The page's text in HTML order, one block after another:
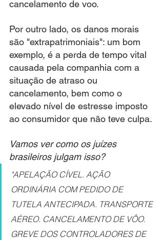
cancelamento de voo.
Por outro lado, os danos morais
são "extrapatrimoniais": um bom
exemplo, é a perda de tempo vital
causada pela companhia com a
situação de atraso ou
cancelamento, bem como o
elevado nível de estresse imposto
ao consumidor que não teve culpa.
Vamos ver como os juízes
brasileiros julgam isso?
"APELAÇÃO CÍVEL. AÇÃO
ORDINÁRIA COM PEDIDO DE
TUTELA ANTECIPADA. TRANSPORTE
AÉREO. CANCELAMENTO DE VÔO.
GREVE DOS CONTROLADORES DE